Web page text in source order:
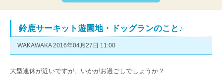
鈴鹿サーキット遊園地・ドッグランのこと♪
WAKAWAKA 2016年04月27日 11:00
大型連休が近いですが、いかがお過ごしでしょうか？